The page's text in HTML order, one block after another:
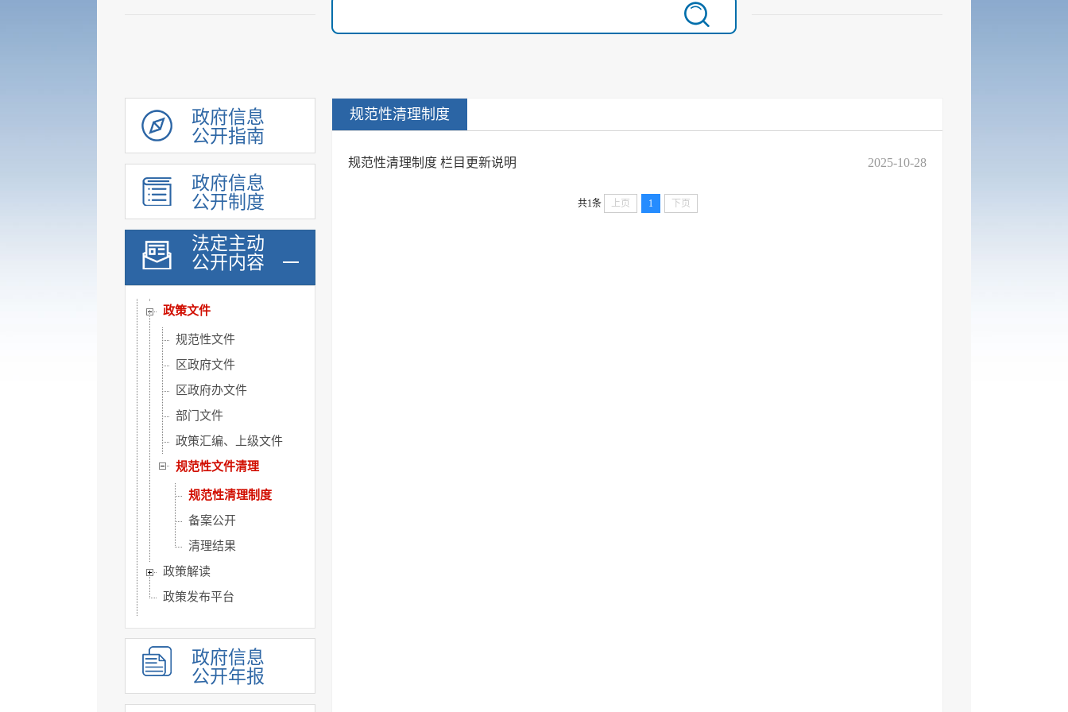
政府信息
公开指南
政府信息
公开制度
法定主动
公开内容
履职依据
法规规章
政府公报
政策文件
规范性文件
区政府文件
区政府办文件
部门文件
政策汇编、上级文件
规范性文件清理
规范性清理制度
备案公开
清理结果
政策解读
政策发布平台
权责清单
人事信息
政府信息
公开年报
规范性清理制度
规范性清理制度 栏目更新说明 2025-10-28
共1条 上页 1 下页